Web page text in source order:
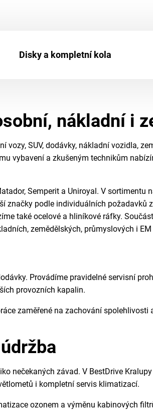
Disky a kompletní kola
nákladní i
SUV, dodávky, nákladní vozidla,
vybavení a zkušeným technikům
Semperit a Uniroyal. V
značky podle individuálních
také ocelové a hliníkové ráfky.
zemědělských, průmyslových i
Provádíme pravidelné servisní
provozních kapalin.
zaměřené na zachování
nečekaných závad. V BestDrive
i kompletní servis klimatizací.
ozonem a výměnu kabinových